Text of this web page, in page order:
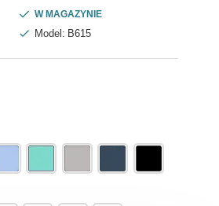
W MAGAZYNIE
Model: B615